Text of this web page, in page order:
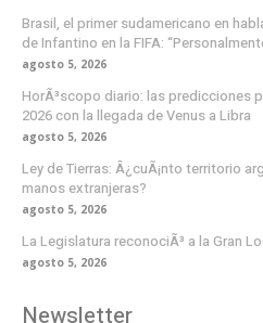
Brasil, el primer sudamericano en
de Infantino en la FIFA:
agosto 5, 2026
HorÃ³scopo diario: las predicciones
2026 con la llegada de Venus a Libra
agosto 5, 2026
Ley de Tierras: Â¿cuÃ¡nto territorio
manos extranjeras?
agosto 5, 2026
La Legislatura reconociÃ³ a la Gran
agosto 5, 2026
Newsletter